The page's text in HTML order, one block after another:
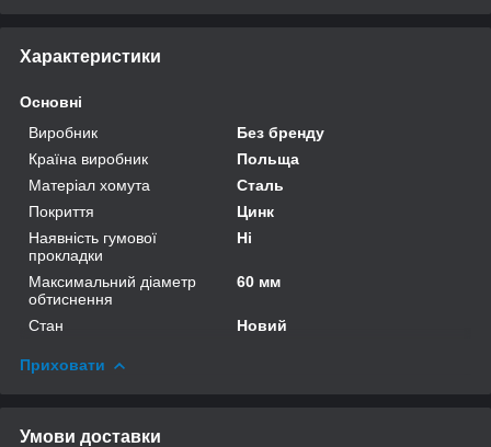
Характеристики
Основні
Виробник
Без бренду
Країна виробник
Польща
Матеріал хомута
Сталь
Покриття
Цинк
Наявність гумової
прокладки
Ні
Максимальний діаметр
обтиснення
60 мм
Стан Новий
Приховати
Умови доставки